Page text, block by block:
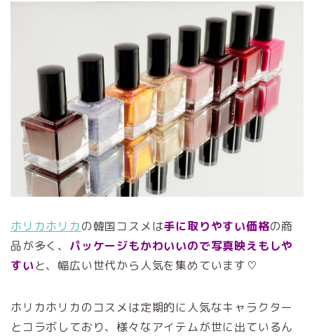
ホリカホリカの韓国コスメは手に取りやすい価格の商
品が多く、 パッケージもかわいいので写真映えもしや
すいと、幅広い世代から人気を集めています♡
ホリカホリカのコスメは定期的に人気なキャラクター
とコラボしており、様々なアイテムが世に出ているん